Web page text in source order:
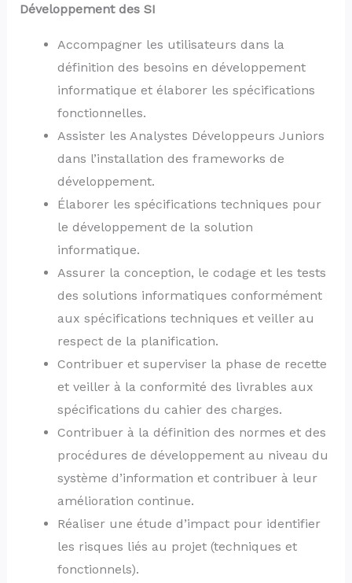
Développement des SI
Accompagner les utilisateurs dans la
définition des besoins en développement
informatique et élaborer les spécifications
fonctionnelles.
Assister les Analystes Développeurs Juniors
dans l’installation des frameworks de
développement.
Élaborer les spécifications techniques pour
le développement de la solution
informatique.
Assurer la conception, le codage et les tests
des solutions informatiques conformément
aux spécifications techniques et veiller au
respect de la planification.
Contribuer et superviser la phase de recette
et veiller à la conformité des livrables aux
spécifications du cahier des charges.
Contribuer à la définition des normes et des
procédures de développement au niveau du
système d’information et contribuer à leur
amélioration continue.
Réaliser une étude d’impact pour identifier
les risques liés au projet (techniques et
fonctionnels).